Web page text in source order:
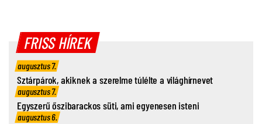
FRISS HÍREK
augusztus 7.
Sztárpárok, akiknek a szerelme túlélte a világhírnevet
augusztus 7.
Egyszerű őszibarackos süti, ami egyenesen isteni
augusztus 6.